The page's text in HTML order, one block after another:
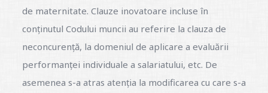
de maternitate. Clauze inovatoare incluse în
conținutul Codului muncii au referire la clauza de
neconcurență, la domeniul de aplicare a evaluării
performanței individuale a salariatului, etc. De
asemenea s-a atras atenția la modificarea cu care s-a